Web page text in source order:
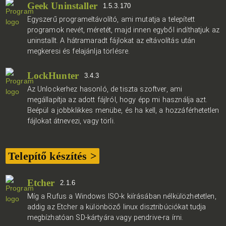
Geek Uninstaller 1.5.3.170
Egyszerű programeltávolító, ami mutatja a telepített
programok nevét, méretét, majd innen egyből indíthatjuk az
uninstallt. A hátramaradt fájlokat az eltávolítás után
megkeresi és felajánlja törlésre.
LockHunter 3.4.3
Az Unlockerhez hasonló, de tiszta szoftver, ami
megállapítja az adott fájlról, hogy épp mi használja azt.
Beépül a jobbklikkes menübe, és ha kell, a hozzáférhetetlen
fájlokat átnevezi, vagy törli.
Telepítő készítés >
Etcher 2.1.6
Míg a Rufus a Windows ISO-k kiírásában nélkülözhetetlen,
addig az Etcher a különböző linux disztribúciókat tudja
megbízhatóan SD-kártyára vagy pendrive-ra írni.